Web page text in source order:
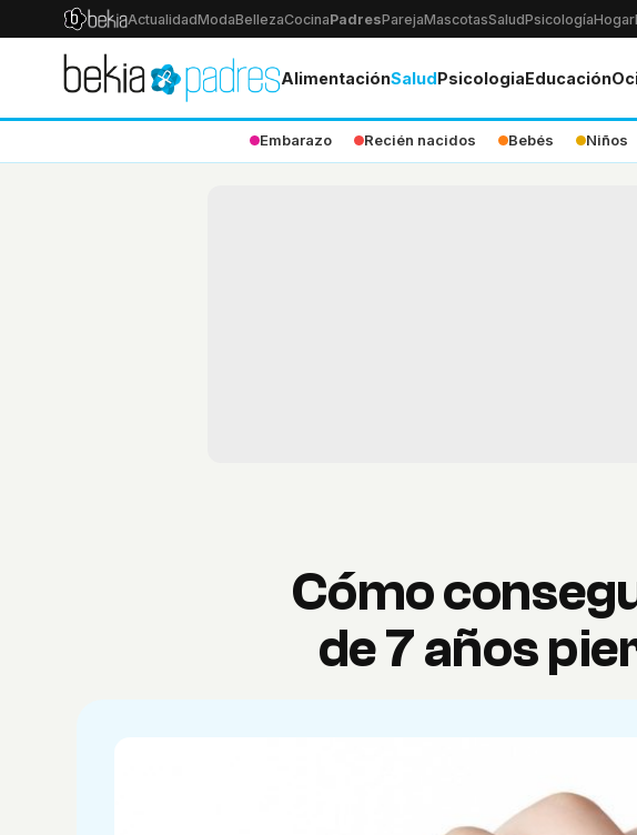
ActualidadModaBellezaCocinaPadresParejaMascotasSaludPsicologíaHogar
AlimentaciónSaludPsicologiaEducación
Embarazo Recién nacidos Bebés Niños
Cómo
de 7 años